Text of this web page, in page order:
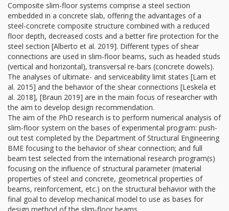
Composite slim-floor systems comprise a steel section
embedded in a concrete slab, offering the advantages of a
steel-concrete composite structure combined with a reduced
floor depth, decreased costs and a better fire protection for the
steel section [Alberto et al. 2019]. Different types of shear
connections are used in slim-floor beams, such as headed studs
(vertical and horizontal), transversal re-bars (concrete dowels).
The analyses of ultimate- and serviceability limit states [Lam et
al. 2015] and the behavior of the shear connections [Leskela et
al. 2018], [Braun 2019] are in the main focus of researcher with
the aim to develop design recommendation.
The aim of the PhD research is to perform numerical analysis of
slim-floor system on the bases of experimental program: push-
out test completed by the Department of Structural Engineering
BME focusing to the behavior of shear connection; and full
beam test selected from the international research program(s)
focusing on the influence of structural parameter (material
properties of steel and concrete, geometrical properties of
beams, reinforcement, etc.) on the structural behavior with the
final goal to develop mechanical model to use as bases for